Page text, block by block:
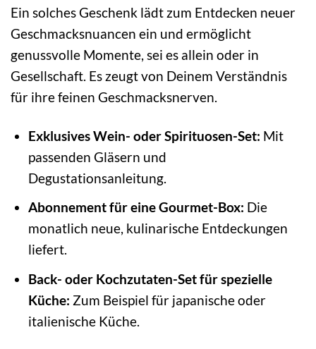
Ein solches Geschenk lädt zum Entdecken neuer
Geschmacksnuancen ein und ermöglicht
genussvolle Momente, sei es allein oder in
Gesellschaft. Es zeugt von Deinem Verständnis
für ihre feinen Geschmacksnerven.
Exklusives Wein- oder Spirituosen-Set: Mit
passenden Gläsern und
Degustationsanleitung.
Abonnement für eine Gourmet-Box: Die
monatlich neue, kulinarische Entdeckungen
liefert.
Back- oder Kochzutaten-Set für spezielle
Küche: Zum Beispiel für japanische oder
italienische Küche.